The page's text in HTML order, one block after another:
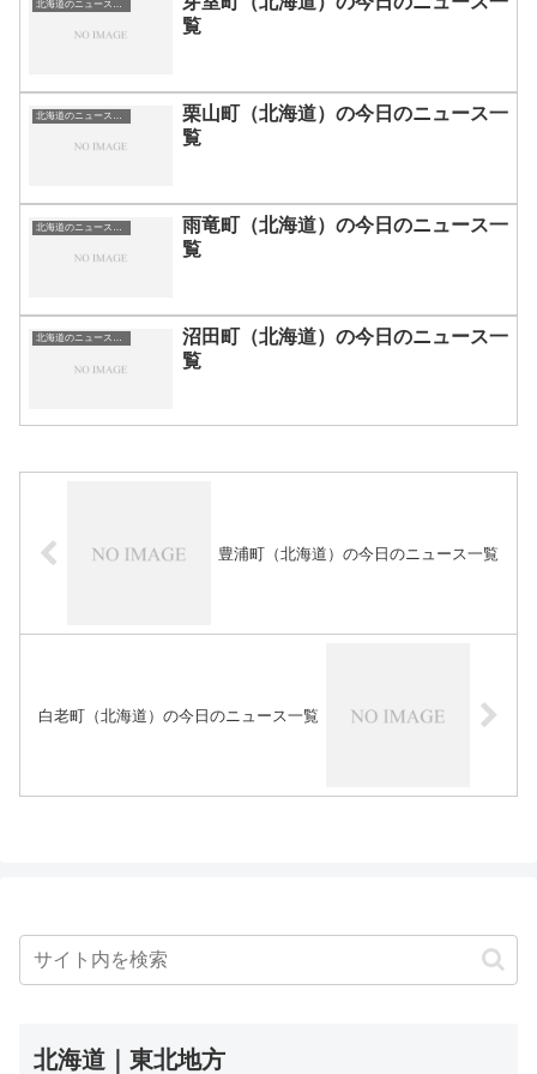
覧
栗山町（北海道）の今日のニュース一
覧
雨竜町（北海道）の今日のニュース一
覧
北海道のニュース一覧
沼田町（北海道）の今日のニュース一
覧
豊浦町（北海道）の今日のニュース一覧
白老町（北海道）の今日のニュース一覧
北海道｜東北地方